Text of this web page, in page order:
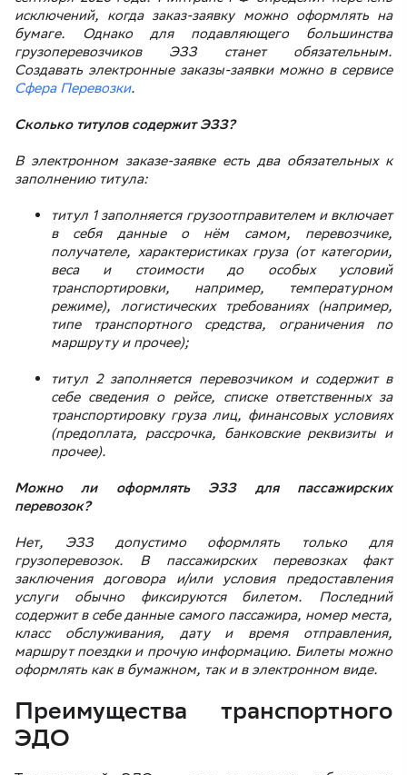
исключений, когда заказ-заявку можно оформлять на
бумаге. Однако для подавляющего большинства
грузоперевозчиков ЭЗЗ станет обязательным.
Создавать электронные заказы-заявки можно в сервисе
Сфера Перевозки.
Сколько титулов содержит ЭЗЗ?
В электронном заказе-заявке есть два обязательных к
заполнению титула:
титул 1 заполняется грузоотправителем и включает
в себя данные о нём самом, перевозчике,
получателе, характеристиках груза (от категории,
веса и стоимости до особых условий
транспортировки, например, температурном
режиме), логистических требованиях (например,
типе транспортного средства, ограничения по
маршруту и прочее);
титул 2 заполняется перевозчиком и содержит в
себе сведения о рейсе, списке ответственных за
транспортировку груза лиц, финансовых условиях
(предоплата, рассрочка, банковские реквизиты и
прочее).
Можно ли оформлять ЭЗЗ для пассажирских
перевозок?
Нет, ЭЗЗ допустимо оформлять только для
грузоперевозок. В пассажирских перевозках факт
заключения договора и/или условия предоставления
услуги обычно фиксируются билетом. Последний
содержит в себе данные самого пассажира, номер места,
класс обслуживания, дату и время отправления,
маршрут поездки и прочую информацию. Билеты можно
оформлять как в бумажном, так и в электронном виде.
Преимущества транспортного
ЭДО